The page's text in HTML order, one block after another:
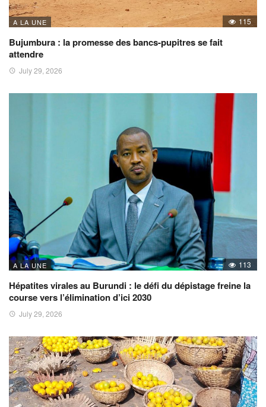
A LA UNE 115
Bujumbura : la promesse des bancs-pupitres se fait
attendre
July 29, 2026
A LA UNE 113
Hépatites virales au Burundi : le défi du dépistage freine la
course vers l’élimination d’ici 2030
July 29, 2026